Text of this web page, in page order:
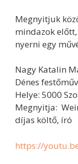
Megnyitjuk
mindazok
nyerni egy
Nagy Katalin
Dénes
Helye: 5000
Megnyitja:
díjas költő, író
https://